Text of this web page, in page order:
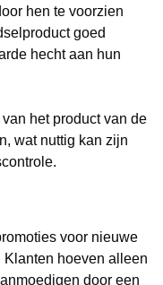
hen te voorzien
goed
hecht aan hun
het product van de
wat nuttig kan zijn
voor nieuwe
hoeven alleen
door een